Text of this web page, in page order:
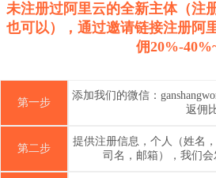
未注册过阿里云的全新主体（注
也可以），通过邀请链接注册阿
佣20%-
第一步
添加我们的微信：
返佣
第二步
提供注册信息，个人（姓名
司名，邮箱），我们